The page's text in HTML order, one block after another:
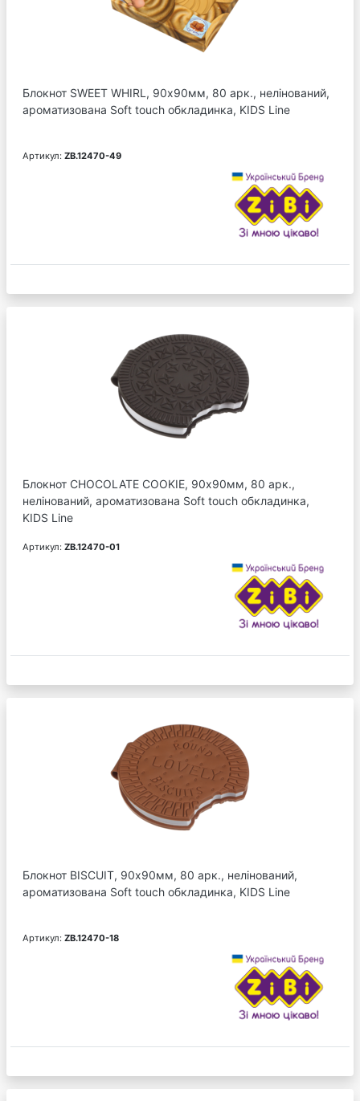
Блокнот SWEET WHIRL, 90х90мм, 80 арк., нелінований,
ароматизована Soft touch обкладинка, KIDS Line
Артикул: ZB.12470-49
Блокнот CHOCOLATE COOKIE, 90х90мм, 80 арк.,
нелінований, ароматизована Soft touch обкладинка,
KIDS Line
Артикул: ZB.12470-01
Блокнот BISCUIT, 90х90мм, 80 арк., нелінований,
ароматизована Soft touch обкладинка, KIDS Line
Артикул: ZB.12470-18